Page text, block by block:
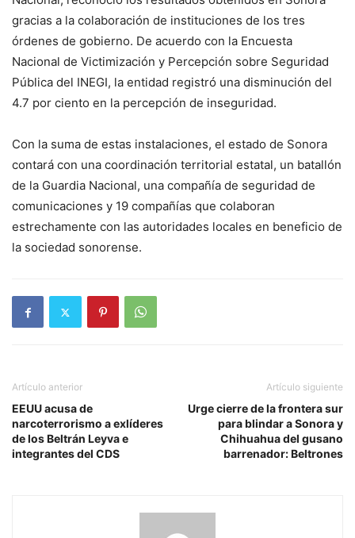
gracias a la colaboración de instituciones de los tres
órdenes de gobierno. De acuerdo con la Encuesta
Nacional de Victimización y Percepción sobre Seguridad
Pública del INEGI, la entidad registró una disminución del
4.7 por ciento en la percepción de inseguridad.
Con la suma de estas instalaciones, el estado de Sonora
contará con una coordinación territorial estatal, un batallón
de la Guardia Nacional, una compañía de seguridad de
comunicaciones y 19 compañías que colaboran
estrechamente con las autoridades locales en beneficio de
la sociedad sonorense.
Artículo anterior
EEUU acusa de
narcoterrorismo a exlíderes
de los Beltrán Leyva e
integrantes del CDS
Artículo siguiente
Urge cierre de la frontera sur
para blindar a Sonora y
Chihuahua del gusano
barrenador: Beltrones